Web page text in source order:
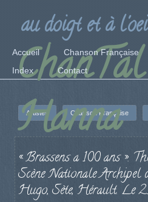
Hanna
au doigt et à
Accueil Chanson Française
Index
Contact
Artistes Chanson Française
« Brassens a 100 ans ».
Scène Nationale Archipel
Hugo, Sète, Hérault. Le